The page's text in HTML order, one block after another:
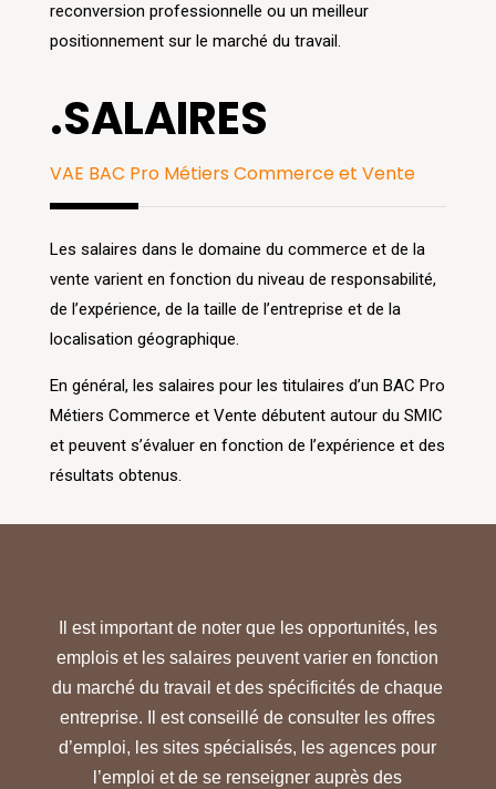
reconversion professionnelle ou un meilleur
positionnement sur le marché du travail.
.SALAIRES
VAE BAC Pro Métiers Commerce et Vente
Les salaires dans le domaine du commerce et de la
vente varient en fonction du niveau de responsabilité,
de l’expérience, de la taille de l’entreprise et de la
localisation géographique.
En général, les salaires pour les titulaires d’un BAC Pro
Métiers Commerce et Vente débutent autour du SMIC
et peuvent s’évaluer en fonction de l’expérience et des
résultats obtenus.
Il est important de noter que les opportunités, les
emplois et les salaires peuvent varier en fonction
du marché du travail et des spécificités de chaque
entreprise. Il est conseillé de consulter les offres
d’emploi, les sites spécialisés, les agences pour
l’emploi et de se renseigner auprès des